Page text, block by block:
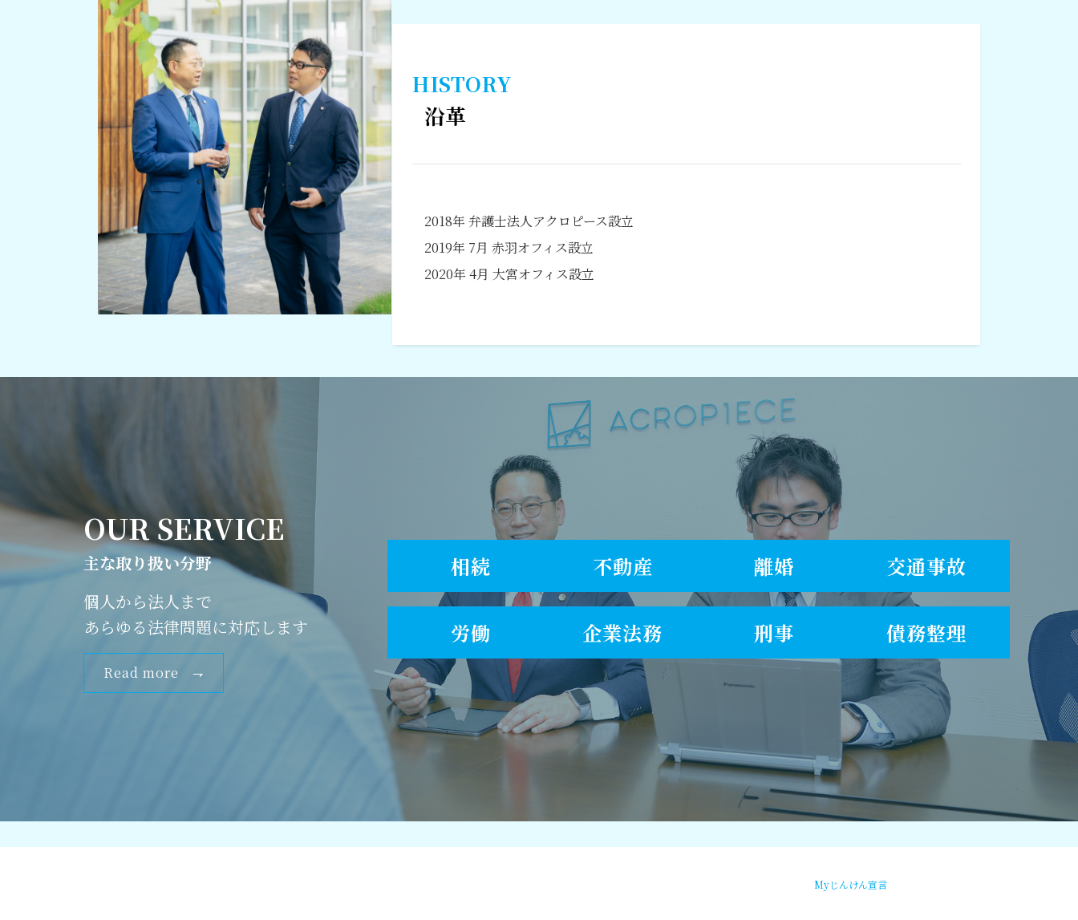
HISTORY
沿革
2018年 弁護士法人アクロピース設立
2019年 7月 赤羽オフィス設立
2020年 4月 大宮オフィス設立
OURSERVICE
主な取り扱い分野
個人から法人まで
あらゆる法律問題に対応します
Read more ⇁
相続 不動産 離婚 交通事故
労働 企業法務 刑事 債務整理
Myじんけん宣言